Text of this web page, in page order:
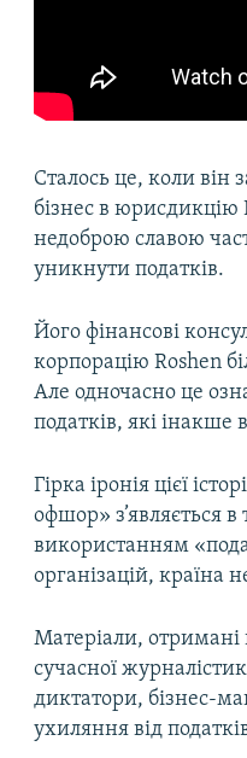
Сталось це, коли він
бізнес в юрисдикцію
недоброю славою
уникнути податків.
Його фінансові
корпорацію Roshen
Але одночасно це
податків, які інакше
Гірка іронія цієї
офшор» з’являється
використанням
організацій, країна
Матеріали, отримані
сучасної
диктатори, бізнес-
ухиляння від